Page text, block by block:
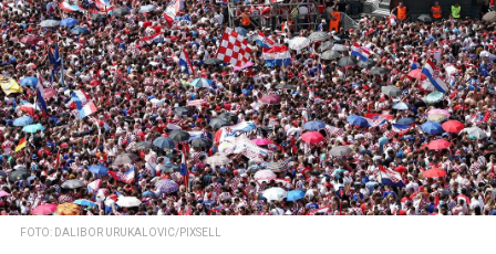
FOTO: DALIBOR URUKALOVIC/PIXSELL